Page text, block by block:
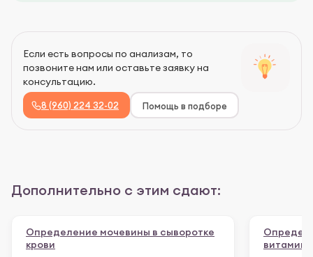
Если есть вопросы по анализам, то
позвоните нам или оставьте заявку на
консультацию.
8 (960) 224 32-02 Помощь в подборе
Дополнительно с этим сдают:
Определение мочевины в сыворотке
крови